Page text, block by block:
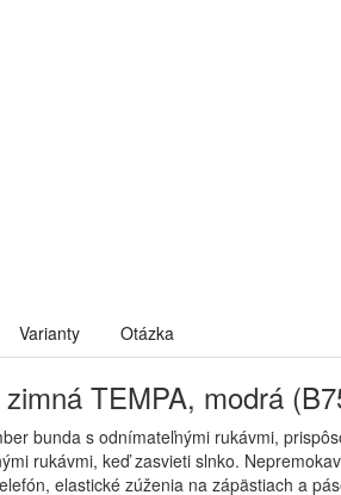
Varianty Otázka
TEMPA, modrá
bunda s odnímateľnými rukávmi,
rukávmi, keď zasvieti slnko.
elastické zúženia na zápästiach a